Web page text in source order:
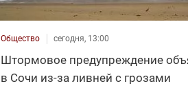
Общество сегодня, 13:00
Штормовое предупреждение
в Сочи из-за ливней с грозами